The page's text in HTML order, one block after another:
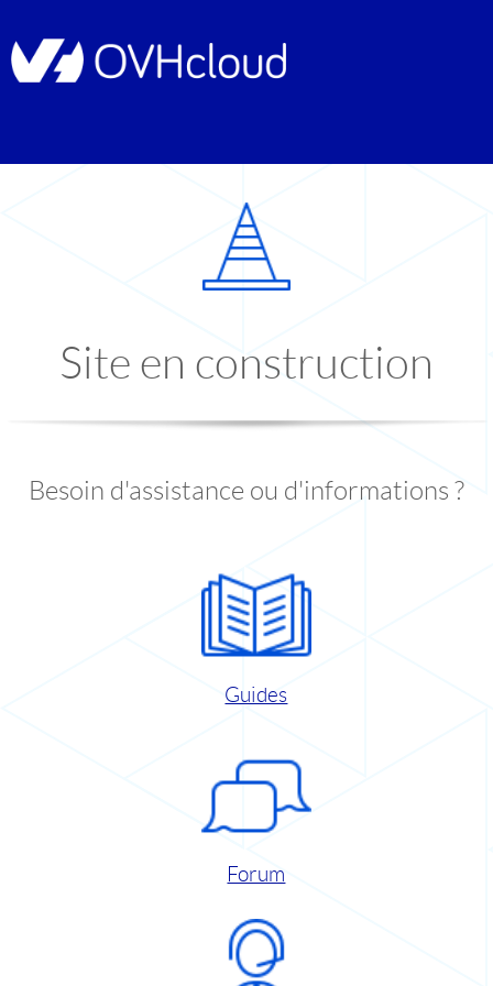
Site en construction
Besoin d'assistance ou d'informations ?
Guides
Forum